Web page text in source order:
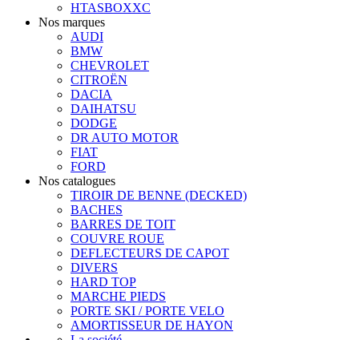
HTASBOXXC
Nos marques
AUDI
BMW
CHEVROLET
CITROËN
DACIA
DAIHATSU
DODGE
DR AUTO MOTOR
FIAT
FORD
Nos catalogues
TIROIR DE BENNE (DECKED)
BACHES
BARRES DE TOIT
COUVRE ROUE
DEFLECTEURS DE CAPOT
DIVERS
HARD TOP
MARCHE PIEDS
PORTE SKI / PORTE VELO
AMORTISSEUR DE HAYON